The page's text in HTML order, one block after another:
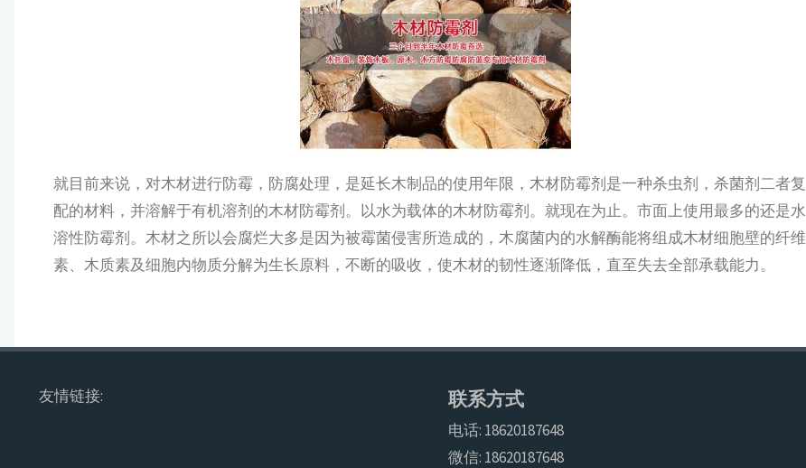
就目前来说，对木材进行防霉，防腐处理，是延长木制品的使用年限，木材防霉剂是一种杀虫剂，杀菌剂二者复
配的材料，并溶解于有机溶剂的木材防霉剂。以水为载体的木材防霉剂。就现在为止。市面上使用最多的还是水
溶性防霉剂。木材之所以会腐烂大多是因为被霉菌侵害所造成的，木腐菌内的水解酶能将组成木材细胞壁的纤维
素、木质素及细胞内物质分解为生长原料，不断的吸收，使木材的韧性逐渐降低，直至失去全部承载能力。
友情链接: 联系方式
电话: 18620187648
微信: 18620187648